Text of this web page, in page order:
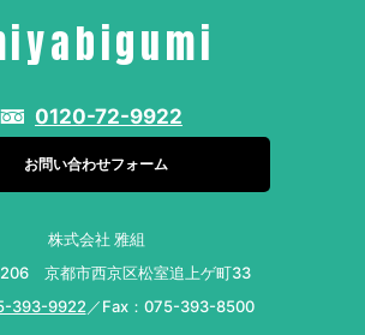
0120-72-9922
お問い合わせフォーム
株式会社 雅組
京都市西京区松室追上ゲ町33
393-9922 ／Fax：075-393-8500